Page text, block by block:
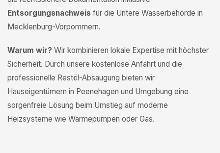
Entsorgungsnachweis für die Untere Wasserbehörde in
Mecklenburg-Vorpommern.
Warum wir? Wir kombinieren lokale Expertise mit höchster
Sicherheit. Durch unsere kostenlose Anfahrt und die
professionelle Restöl-Absaugung bieten wir
Hauseigentümern in Peenehagen und Umgebung eine
sorgenfreie Lösung beim Umstieg auf moderne
Heizsysteme wie Wärmepumpen oder Gas.